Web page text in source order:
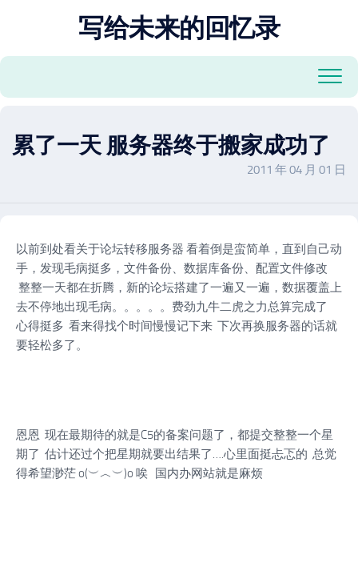
容
写给未来的回忆录
累了一天 服务器终于搬家成功了
2011 年 04 月 01 日
以前到处看关于论坛转移服务器 看着倒是蛮简单，直到自己动
手，发现毛病挺多，文件备份、数据库备份、配置文件修改
整整一天都在折腾，新的论坛搭建了一遍又一遍，数据覆盖上
去不停地出现毛病。。。。。费劲九牛二虎之力总算完成了
心得挺多 看来得找个时间慢慢记下来 下次再换服务器的话就
要轻松多了。
恩恩 现在最期待的就是C5的备案问题了，都提交整整一个星
期了 估计还过个把星期就要出结果了….心里面挺忐忑的 总觉
得希望渺茫 o(︶︿︶)o 唉 国内办网站就是麻烦